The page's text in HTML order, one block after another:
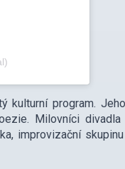
program.
Milovníci
improvizační